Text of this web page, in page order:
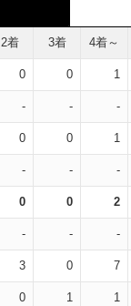
2着 3着 4着～
0 0 1
- - -
0 0 1
- - -
0 0 2
- - -
3 0 7
0 1 1